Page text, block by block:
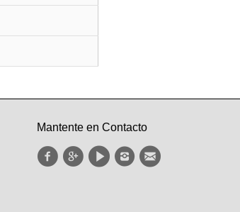
Mantente en Contacto